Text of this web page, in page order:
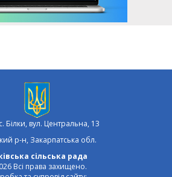
Білки, вул. Центральна, 13
р-н, Закарпатська обл.
сільська рада
Всі права захищено.